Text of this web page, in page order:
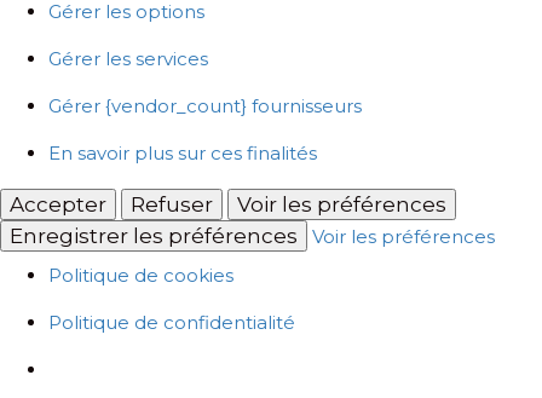
Gérer les options
Gérer les services
Gérer {vendor_count} fournisseurs
En savoir plus sur ces finalités
Accepter Refuser
Voir les préférences
Enregistrer les préférences
Voir les préférences
Politique de cookies
Politique de confidentialité